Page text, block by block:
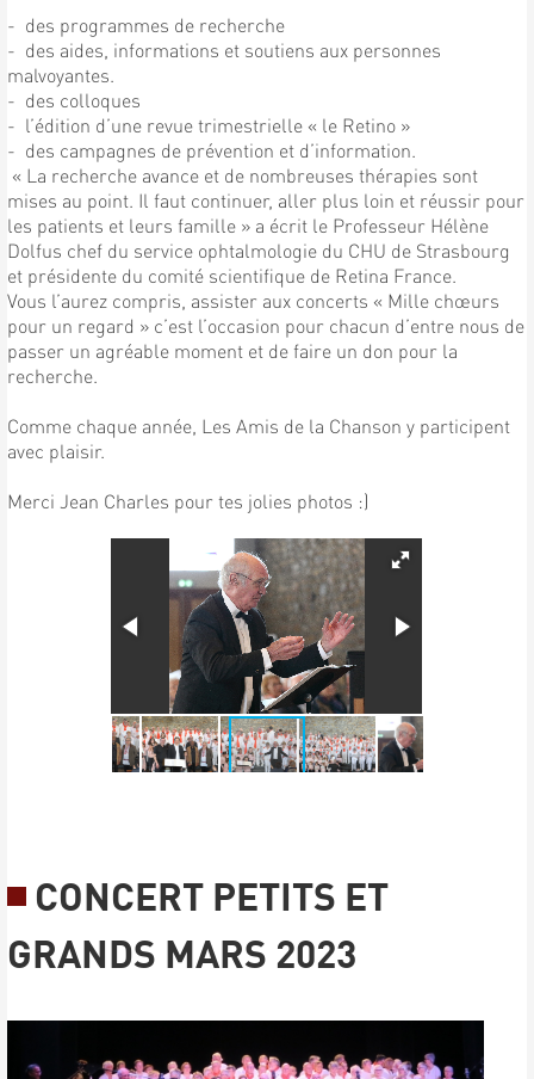
- des programmes de recherche
- des aides, informations et soutiens aux personnes
malvoyantes.
- des colloques
- l’édition d’une revue trimestrielle « le Retino »
- des campagnes de prévention et d’information.
« La recherche avance et de nombreuses thérapies sont
mises au point. Il faut continuer, aller plus loin et réussir pour
les patients et leurs famille » a écrit le Professeur Hélène
Dolfus chef du service ophtalmologie du CHU de Strasbourg
et présidente du comité scientifique de Retina France.
Vous l’aurez compris, assister aux concerts « Mille chœurs
pour un regard » c’est l’occasion pour chacun d’entre nous de
passer un agréable moment et de faire un don pour la
recherche.
Comme chaque année, Les Amis de la Chanson y participent
avec plaisir.
Merci Jean Charles pour tes jolies photos :)
CONCERT PETITS ET
GRANDS MARS 2023